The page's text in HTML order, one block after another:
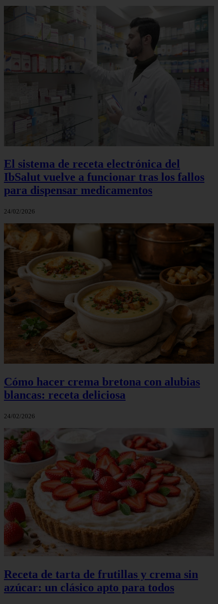
El sistema de receta electrónica del
IbSalut vuelve a funcionar tras los fallos
para dispensar medicamentos
24/02/2026
Cómo hacer crema bretona con alubias
blancas: receta deliciosa
24/02/2026
Receta de tarta de frutillas y crema sin
azúcar: un clásico apto para todos